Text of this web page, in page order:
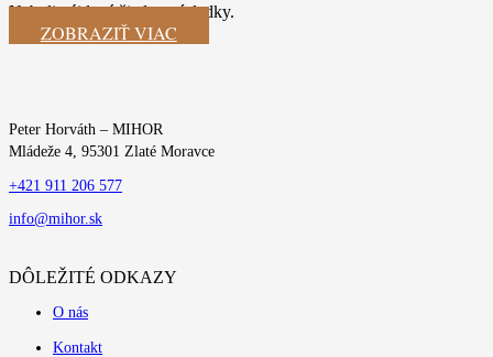
Neboli nájdené žiadne výsledky.
ZOBRAZIŤ VIAC
Peter Horváth – MIHOR
Mládeže 4, 95301 Zlaté Moravce
+421 911 206 577
info@mihor.sk
DÔLEŽITÉ ODKAZY
O nás
Kontakt